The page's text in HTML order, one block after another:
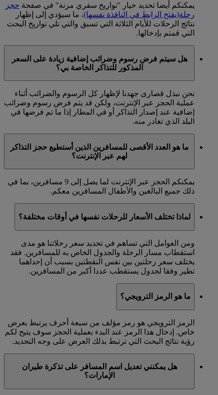
يمكنكم أيضا تحديد خيار "تواريخ سفري مرنة" في صفحة حجز
رحلة(يفتح الرابط في النافذة نفسها)، ما سيؤدي إلى إظهار
نتائج الرحلات للأيام الثلاثة التي تسبق والتي تلي تواريخ البحث
التي قمتم بإدخالها.
هل سيتم فرض رسوم وضرائب إضافية زيادة على السعر
المذكور للتذاكر الخاصة بي؟
نحن نبذل قصارى جهدنا لإظهار كل الرسوم والضرائب أثناء
عملية الحجز عبر الإنترنت، ولكن قد يتم فرض رسوم وضرائب
إضافية عند إصدار التذاكر أو في المطار إذا ما تم فرضها في
البلد الذي تغادر منه.
ما هو العدد الأقصى للمسافرين الذين أستطيع حجز التذاكر
لهم عبر الإنترنت؟
يمكنكم الحجز عبر الإنترنت لما يصل إلى 9 مسافرين، بما في
ذلك جميع البالغين والأطفال المسافرين معكم.
لماذا تختلف الأسعار للرحلات نفسها في أوقات مختلفة؟
ومن العوامل التي تساهم في تحديد سعر رحلاتنا هو مدى
استقطاب مسار الرحلة والجدول الخاص به للمسافرين. فقد
يختلف سعر رحلتين بين نفس النقطتين بسبب أن إحداهما
تطير وفقا لجدول يستقطب عددا أكبر من المسافرين.
ما هو الرمز الترويجي؟
الرمز الترويجي هو رمز مؤلف من سبعة أحرف يرتبط بعرض
خاص. إدخال هذا الرمز عند البدء بعملية الحجز سوف يتيح لكم
رؤية نتائج البحث التي ترتبط بذلك العرض على وجه التحديد.
هل يمكنني تعديل اسم المسافر على تذكرة طيران
الإمارات؟